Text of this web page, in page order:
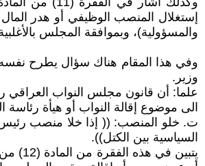
والمسؤولية)، وبموافقة المجلس
وفي هذا المقام هناك سؤال يطرح
وزير.
الى موضوع إقالة النواب أو هيأة
ت‌. خلو المنصب: (( إذا خلا منصب رئيس
السياسية بين الكتل)).